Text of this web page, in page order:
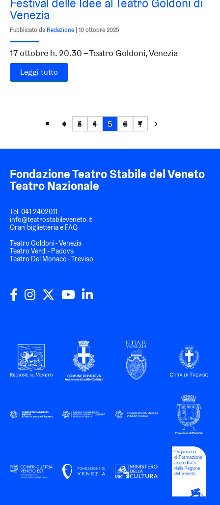
Festival delle Idee al Teatro Goldoni di
Venezia
Pubblicato da Redazione 10 ottobre 2025
17 ottobre h. 20.30 – Teatro Goldoni, Venezia
Leggi tutto
3 4 5 6 7
Fondazione Teatro Stabile del Veneto
Teatro Nazionale
Tel.041 2402011
info@teatrostabileveneto.it
Orari biglietteria e FAQ
Teatro Goldoni - Venezia
Teatro Verdi - Padova
Teatro Del Monaco - Treviso